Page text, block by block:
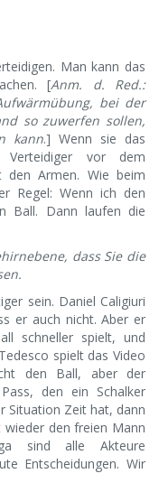
Man kann das
[Anm. d. Red.:
bei der
so zuwerfen sollen,
kann.] Wenn sie das
vor dem
den Armen. Wie beim
Regel: Wenn ich den
Ball. Dann laufen die
dass Sie die
sein. Daniel Caligiuri
er auch nicht. Aber er
schneller spielt, und
spielt das Video
den Ball, aber der
den ein Schalker
Situation Zeit hat, dann
den freien Mann
sind alle Akteure
Entscheidungen. Wir